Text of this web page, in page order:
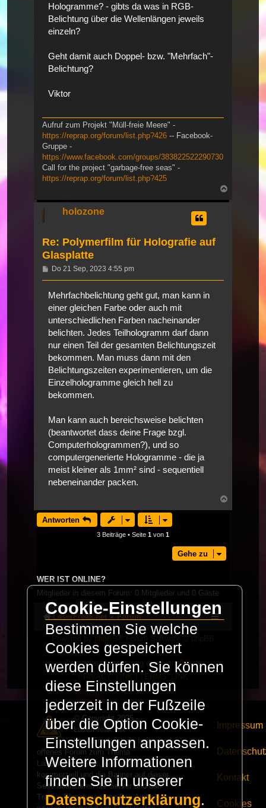
Hologramme? - gibts da was in RGB-
Belichtung über die Wellenlängen jeweils
einzeln?
Geht damit auch Doppel- bzw. "Mehrfach"-
Belichtung?
Viktor
Aufruf zum Projekt "Müll-freie Meere" -
https://reprap.org/forum/list.php?426 -- Facebook-
Gruppe -
https://www.facebook.com/groups/383822522290730
Call for the project "garbage-free seas" -
https://reprap.org/forum/list.php?425
holozone
Re: Polymerfilm für Holografie auf
Glasplatte
Beitrag
Do 21 Sep, 2023 4:55 pm
Mehrfachbelichtung geht gut, man kann in
einer gleichen Farbe oder auch mit
unterschiedlichen Farben nacheinander
belichten. Jedes Teilhologramm darf dann
nur einen Teil der gesamten Belichtungszeit
bekommen. Man muss dann mit den
Belichtungszeiten experimentieren, um die
Einzelhologramme gleich hell zu
bekommen.
Man kann auch bereichsweise belichten
(beantwortet dass deine Frage bzgl.
Computerhologrammen?), und so
computergenerierte Hologramme - die ja
meist kleiner als 1mm² sind - sequentiell
nebeneinander packen.
oben
Antworten
3 Beiträge • Seite 1 von 1
Gehe zu
WER IST ONLINE?
Mitglieder in diesem Forum: 0 Mitglieder und 0 Gäste
LaserFreak.net Forum
phpBB
Limited
Deutsche Übersetzung durchphpBB.de
PRIVACY_LINK
TERMS_LINK
© Copyright 2025 -
LaserFreak.net
LaserFreak ist ein freies und
offenes Forum zum Thema
Lasershowtechnik. Wir sind nicht
kommerziell und die Banner auf dieser
Seite finanzieren die Server und den
Traffic. Einnahmen von Fan Artikeln
Impressum
Kontakt
Cookies
Cookie-Einstellungen
Bestimmen Sie welche
Cookies gespeichert
werden dürfen. Sie können
diese Einstellungen
jederzeit in der Fußzeile
über die Option Cookie-
Einstellungen anpassen.
Weitere Informationen
finden Sie in unserer
Datenschutzerklärung.